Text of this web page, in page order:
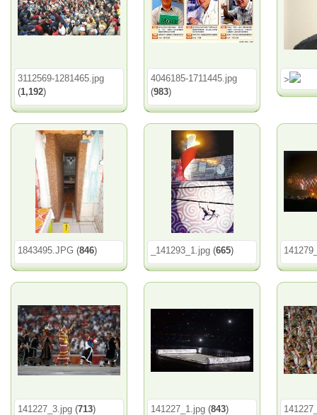
3112569-1281465.jpg
(1,192)
4046185-1711445.jpg
(983)
>
1843495.JPG (846) _141293_1.jpg (665)
141227_3.jpg (713) 141227_1.jpg (843)